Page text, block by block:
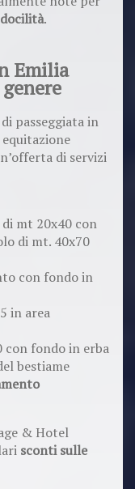
docilità.
Emilia
passeggiata in
di servizi
mt 20x40 con
di mt. 40x70
con fondo in
in area
con fondo in erba
bestiame
& Hotel
sconti sulle